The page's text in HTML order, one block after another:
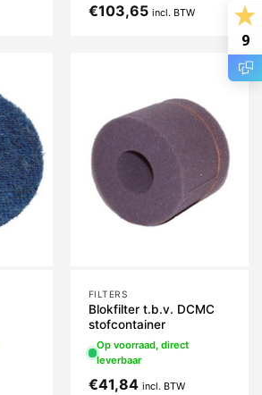
€103,65 incl. BTW
FILTERS
Blokfilter t.b.v. DCMC
stofcontainer
Op voorraad, direct
leverbaar
€41,84 incl. BTW
9